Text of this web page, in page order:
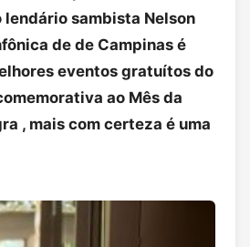
lendário sambista Nelson
de de Campinas é
eventos gratuítos do
ao Mês da
, mais com certeza é uma